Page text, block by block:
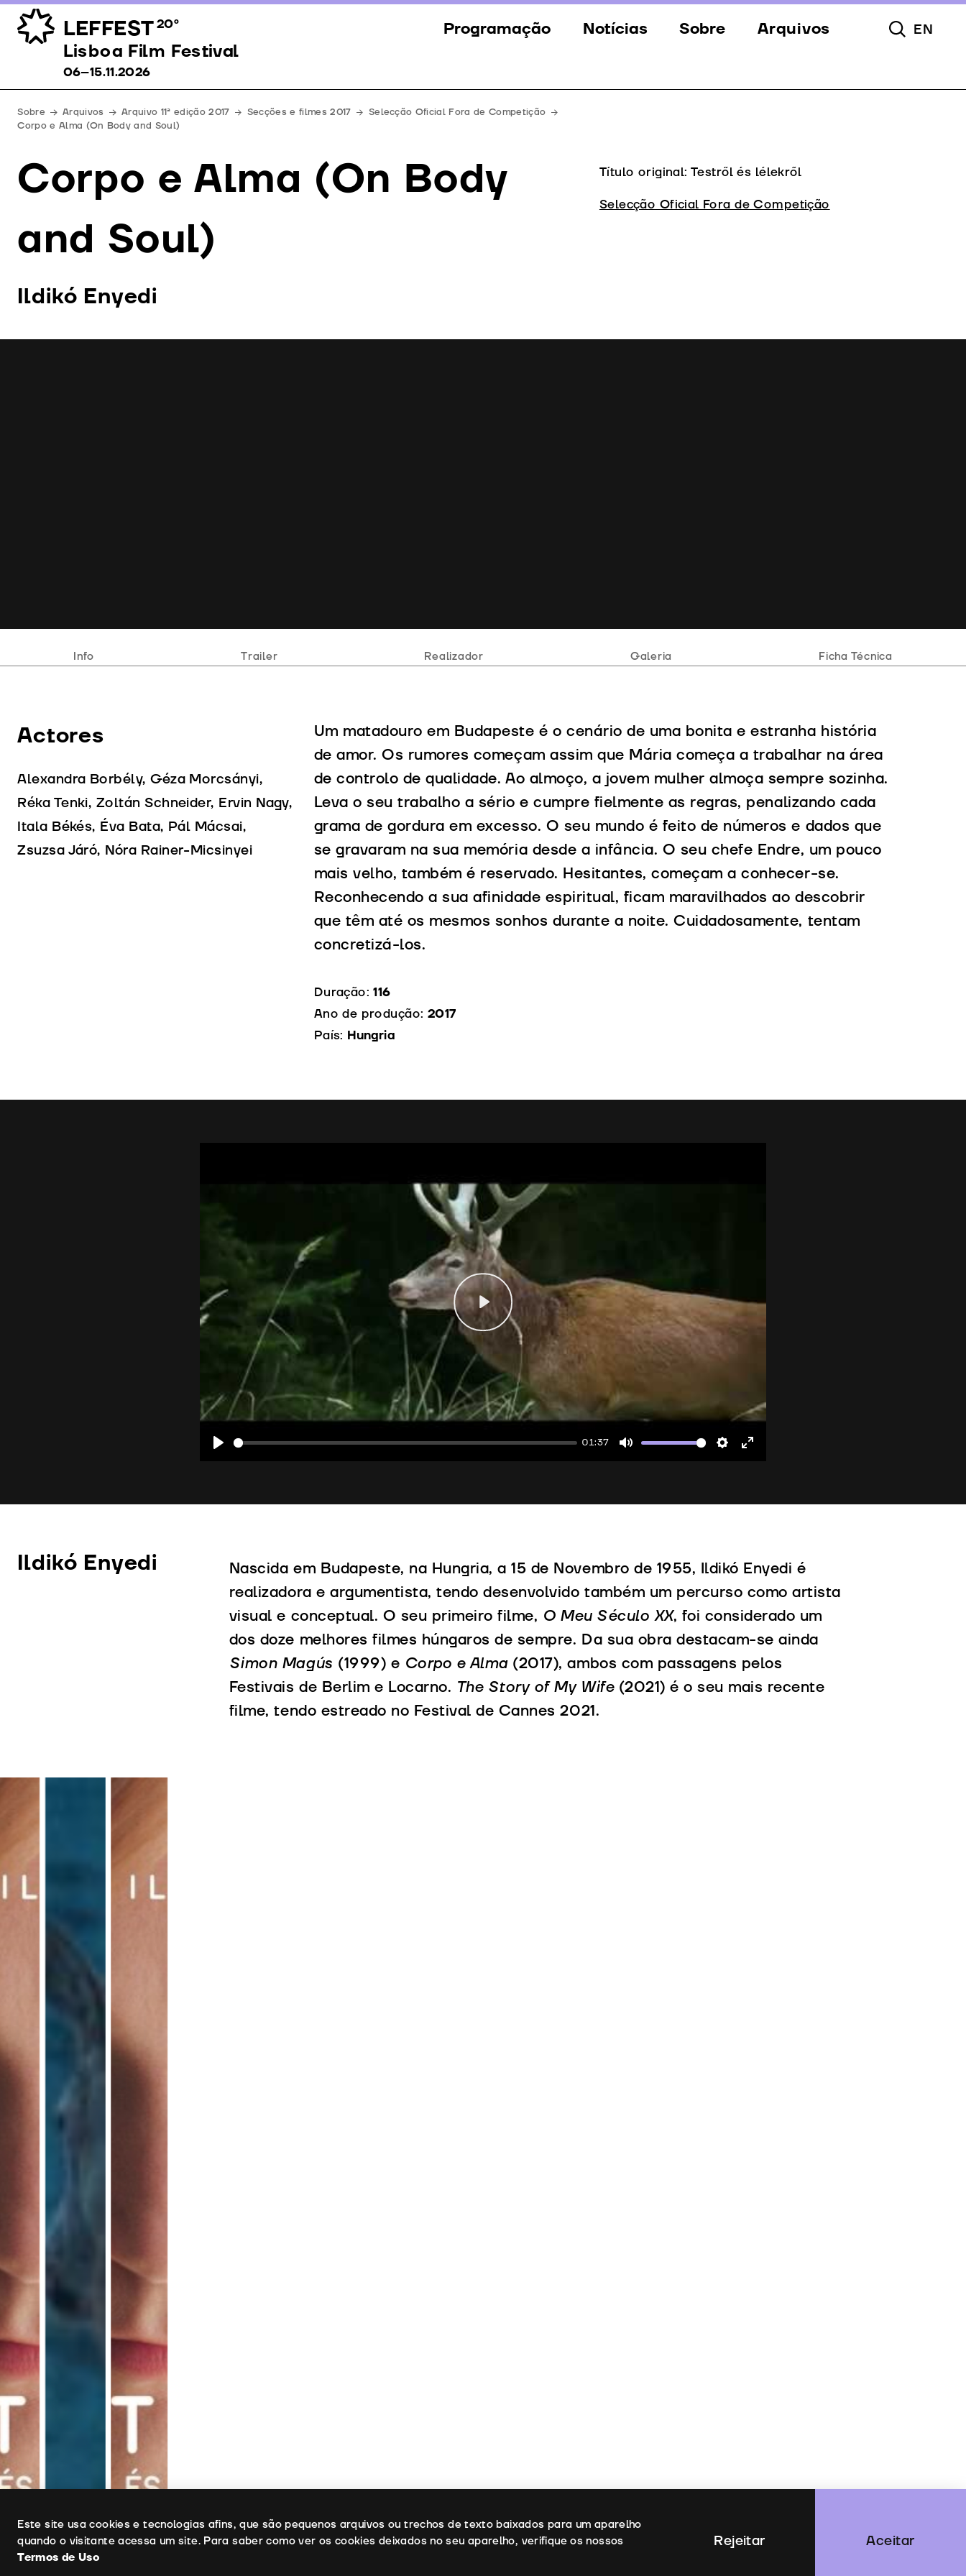
LEFFEST20º
Lisboa Film Festival 06–15.11.2026
Programação
Eventos
Júri
Prémios
Notícias Sobre
Equipa
Downloads
Arquivos Pesquisar
EN
Lisboa Film Festival
06–15.11.2026
Sobre Arquivos Arquivo 11ª edição 2017 Secções e filmes 2017
Selecção Oficial Fora de Competição
Corpo e Alma (On Body and Soul)
Corpo e Alma (On Body
and Soul)
Ildikó Enyedi
Título original: Testről és lélekről
Selecção Oficial Fora de Competição
Info Trailer Realizador Galeria Ficha Técnica
Actores
Alexandra Borbély, Géza Morcsányi,
Réka Tenki, Zoltán Schneider, Ervin Nagy,
Itala Békés, Éva Bata, Pál Mácsai,
Zsuzsa Járó, Nóra Rainer-Micsinyei
Um matadouro em Budapeste é o cenário de uma bonita e estranha história
de amor. Os rumores começam assim que Mária começa a trabalhar na área
de controlo de qualidade. Ao almoço, a jovem mulher almoça sempre sozinha.
Leva o seu trabalho a sério e cumpre fielmente as regras, penalizando cada
grama de gordura em excesso. O seu mundo é feito de números e dados que
se gravaram na sua memória desde a infância. O seu chefe Endre, um pouco
mais velho, também é reservado. Hesitantes, começam a conhecer-se.
Reconhecendo a sua afinidade espiritual, ficam maravilhados ao descobrir
que têm até os mesmos sonhos durante a noite. Cuidadosamente, tentam
concretizá-los.
Duração:116
Ano de produção: 2017
País: Hungria
01:37
Play
Ildikó Enyedi
Nascida em Budapeste, na Hungria, a 15 de Novembro de 1955, Ildikó Enyedi é
realizadora e argumentista, tendo desenvolvido também um percurso como artista
visual e conceptual. O seu primeiro filme, O Meu Século XX, foi considerado um
dos doze melhores filmes húngaros de sempre. Da sua obra destacam-se ainda
Simon Magús (1999) e Corpo e Alma(2017), ambos com passagens pelos
Festivais de Berlim e Locarno. The Story of My Wife (2021) é o seu mais recente
filme, tendo estreado no Festival de Cannes 2021.
Uso de cookies
Este site usa cookies e tecnologias afins, que são pequenos arquivos ou trechos de texto baixados para um aparelho
quando o visitante acessa um site. Para saber como ver os cookies deixados no seu aparelho, verifique os nossos
Termos de Uso
Aceitar
Rejeitar